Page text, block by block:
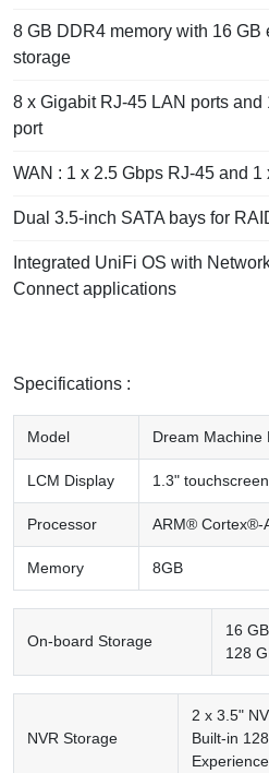
8 GB DDR4 memory with 16 GB
storage
8 x Gigabit RJ-45 LAN ports and
port
WAN : 1 x 2.5 Gbps RJ-45 and
Dual 3.5-inch SATA bays for
Integrated UniFi OS with
Connect applications
Specifications :
Model Dream Machine
LCM Display 1.3" touchscreen
Processor ARM® Cortex®-
Memory 8GB
On-board Storage
16
128
NVR Storage
2 x 3.5"
Built-in
Experience